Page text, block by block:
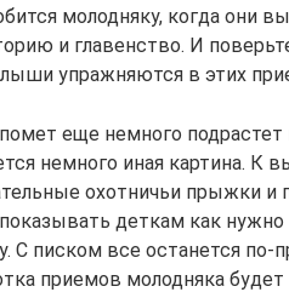
молодняку, когда они
и главенство. И
упражняются в этих
еще немного
немного иная картина.
охотничьи прыжки и
деткам как
С писком все останется по-
приемов молодняка